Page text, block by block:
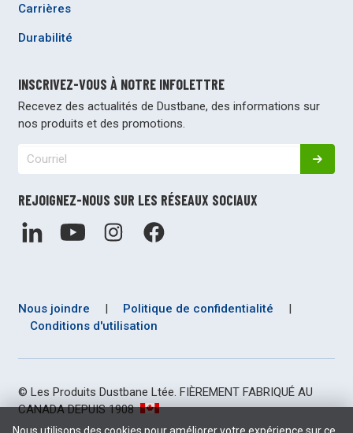
Carrières
Durabilité
INSCRIVEZ-VOUS À NOTRE INFOLETTRE
Recevez des actualités de Dustbane, des informations sur
nos produits et des promotions.
REJOIGNEZ-NOUS SUR LES RÉSEAUX SOCIAUX
Nous joindre | Politique de confidentialité
|
Conditions d'utilisation
© Les Produits Dustbane Ltée. FIÈREMENT FABRIQUÉ AU
CANADA DEPUIS 1908
Nous utilisons des cookies pour améliorer votre expérience sur ce